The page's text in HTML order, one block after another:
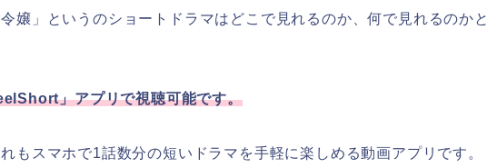
嬢」
というのショートドラマはどこで見れるのか、何で見れるのかと
」アプリで視聴可能です。
もスマホで1話数分の短いドラマを手軽に楽しめる動画アプリです。